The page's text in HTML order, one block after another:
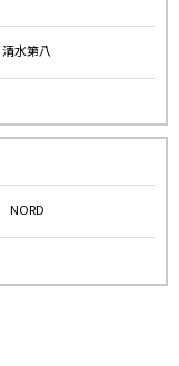
清水第八
NORD